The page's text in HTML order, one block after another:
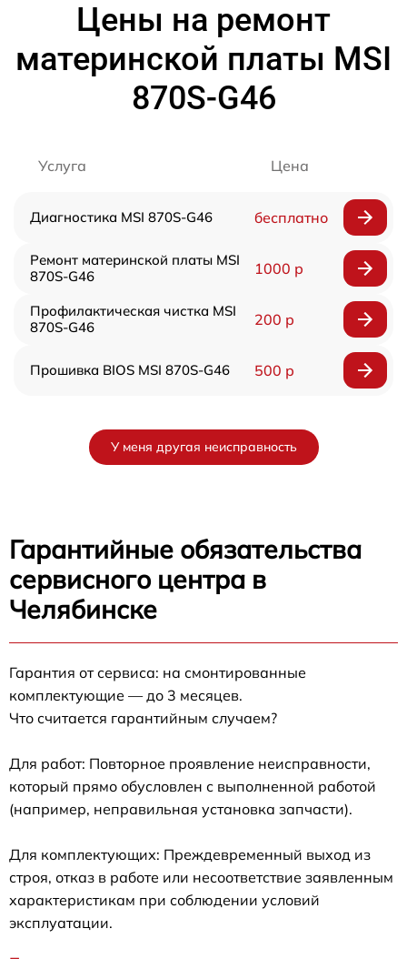
Цены на ремонт
материнской платы MSI
870S-G46
Услуга Цена
Диагностика MSI 870S-G46 бесплатно
Ремонт материнской платы MSI
870S-G46
1000 р
Профилактическая чистка MSI
870S-G46
200 р
Прошивка BIOS MSI 870S-G46 500 р
У меня другая неисправность
Гарантийные обязательства
сервисного центра в
Челябинске
Гарантия от сервиса: на смонтированные
комплектующие — до 3 месяцев.
Что считается гарантийным случаем?
Для работ: Повторное проявление неисправности,
который прямо обусловлен с выполненной работой
(например, неправильная установка запчасти).
Для комплектующих: Преждевременный выход из
строя, отказ в работе или несоответствие заявленным
характеристикам при соблюдении условий
эксплуатации.